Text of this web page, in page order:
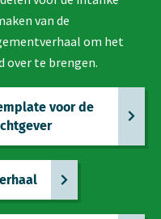
van de
om het
over te brengen.
voor de